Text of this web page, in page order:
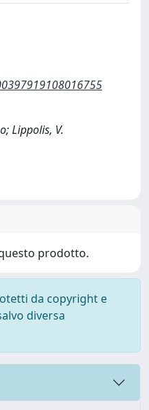
Lippolis, V.
prodotto.
da copyright e
diversa